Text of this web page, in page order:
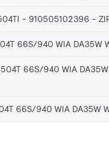
- 910505102396
66S/940 WIA DA35W
66S/940 WIA DA35W
66S/940 WIA DA35W